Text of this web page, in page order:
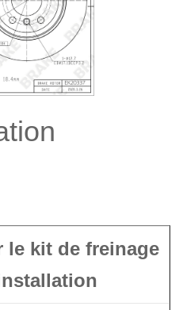
Ventilation
le kit de freinage